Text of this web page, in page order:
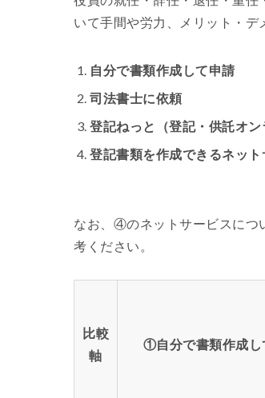
いて手間や労力、メリット・デ
自分で書類作成して申請
司法書士に依頼
登記ねっと（登記・供託オ
登記書類を作成できるネッ
なお、④のネットサービスにつ
考ください。
比較
軸
①自分で書類作成し